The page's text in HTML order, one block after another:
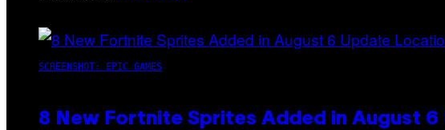
SCREENSHOT: EPIC GAMES
8 New Fortnite Sprites Added in August